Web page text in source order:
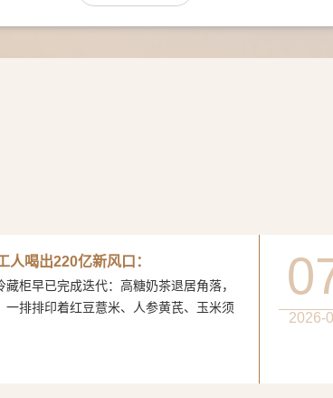
人喝出220亿新风口：
早已完成迭代：高糖奶茶退居角落，
一排排印着红豆薏米、人参黄芪、玉米须
2026-